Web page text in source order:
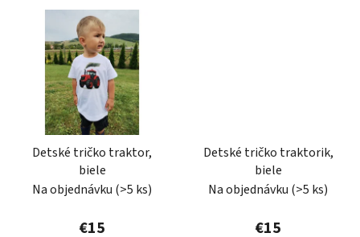
Detské tričko traktor,
biele
Na objednávku (>5 ks)
€15
Detské tričko traktorik,
biele
Na objednávku (>5 ks)
€15